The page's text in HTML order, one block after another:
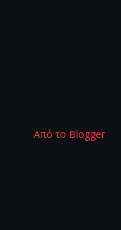
Από το Blogger